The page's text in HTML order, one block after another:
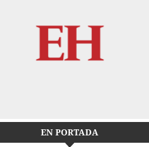
EN PORTADA